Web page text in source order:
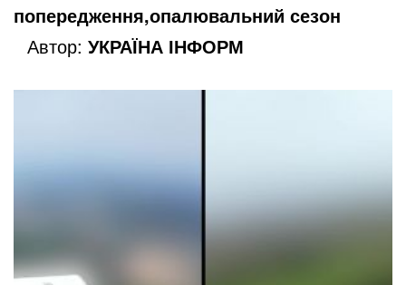
попередження,опалювальний сезон
Автор: УКРАЇНА ІНФОРМ